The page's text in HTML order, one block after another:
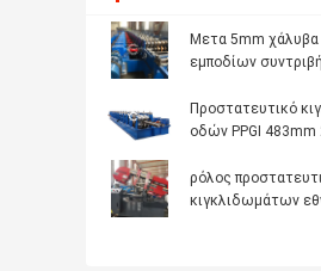
Μετα 5mm
εμποδίων
Προστατευτικό
οδών PPGI 483mm
ρόλος
κιγκλιδωμάτων